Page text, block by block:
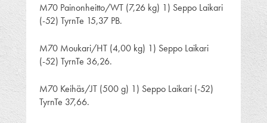
M70 Painonheitto/WT (7,26 kg) 1) Seppo Laikari
(-52) TyrnTe 15,37 PB.
M70 Moukari/HT (4,00 kg) 1) Seppo Laikari
(-52) TyrnTe 36,26.
M70 Keihäs/JT (500 g) 1) Seppo Laikari (-52)
TyrnTe 37,66.